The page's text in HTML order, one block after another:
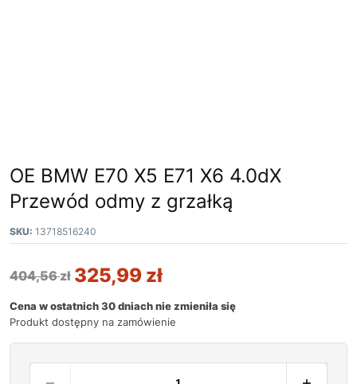
OE BMW E70 X5 E71 X6 4.0dX
Przewód odmy z grzałką
SKU: 13718516240
404,56zł 325,99 zł
Cena w ostatnich 30 dniach nie zmieniła się
Produkt dostępny na zamówienie